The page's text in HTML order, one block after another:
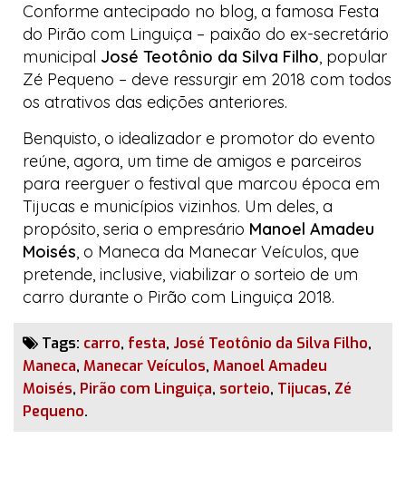
Conforme antecipado no blog, a famosa Festa
do Pirão com Linguiça – paixão do ex-secretário
municipal José Teotônio da Silva Filho, popular
Zé Pequeno – deve ressurgir em 2018 com todos
os atrativos das edições anteriores.
Benquisto, o idealizador e promotor do evento
reúne, agora, um time de amigos e parceiros
para reerguer o festival que marcou época em
Tijucas e municípios vizinhos. Um deles, a
propósito, seria o empresário Manoel Amadeu
Moisés, o Maneca da Manecar Veículos, que
pretende, inclusive, viabilizar o sorteio de um
carro durante o Pirão com Linguiça 2018.
Tags: carro, festa, José Teotônio da Silva Filho,
Maneca, Manecar Veículos, Manoel Amadeu
Moisés, Pirão com Linguiça, sorteio, Tijucas, Zé
Pequeno.